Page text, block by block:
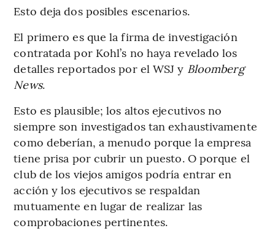
Esto deja dos posibles escenarios.
El primero es que la firma de investigación
contratada por Kohl’s no haya revelado los
detalles reportados por el WSJ y Bloomberg
News.
Esto es plausible; los altos ejecutivos no
siempre son investigados tan exhaustivamente
como deberían, a menudo porque la empresa
tiene prisa por cubrir un puesto. O porque el
club de los viejos amigos podría entrar en
acción y los ejecutivos se respaldan
mutuamente en lugar de realizar las
comprobaciones pertinentes.